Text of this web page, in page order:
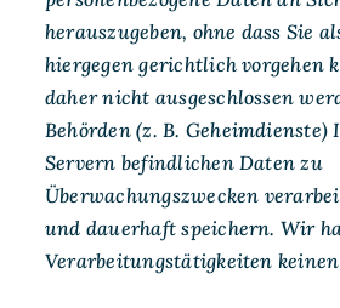
herauszugeben, ohne dass Sie
hiergegen gerichtlich vorgehen
daher nicht ausgeschlossen
Behörden (z. B. Geheimdienste)
Servern befindlichen Daten zu
Überwachungszwecken
und dauerhaft speichern. Wir
Verarbeitungstätigkeiten